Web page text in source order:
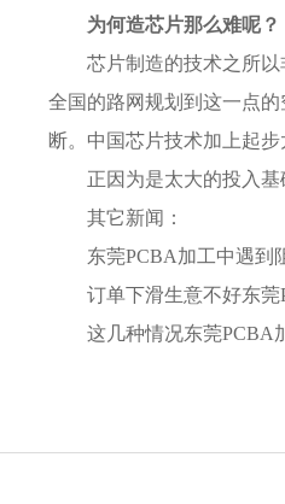
为何造芯片那么难呢？
芯片制造的技术之所
全国的路网规划到这一点
断。中国芯片技术加上起
正因为是太大的投入
其它新闻：
东莞PCBA加工中遇到
订单下滑生意不好东
这几种情况东莞PCBA